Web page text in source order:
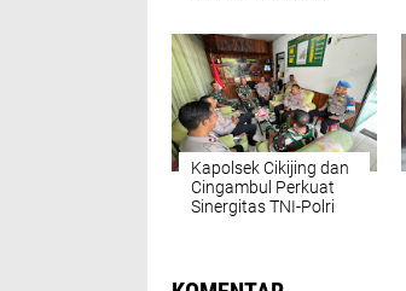
Kapolsek Cikijing dan
Cingambul Perkuat
Sinergitas TNI-Polri